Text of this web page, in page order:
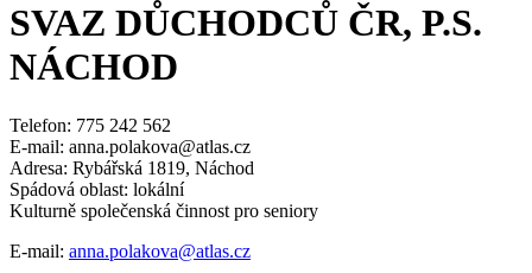
SVAZ DŮCHODCŮ ČR, P.S.
NÁCHOD
Telefon: 775 242 562
E-mail: anna.polakova@atlas.cz
Adresa: Rybářská 1819, Náchod
Spádová oblast: lokální
Kulturně společenská činnost pro seniory
E-mail: anna.polakova@atlas.cz